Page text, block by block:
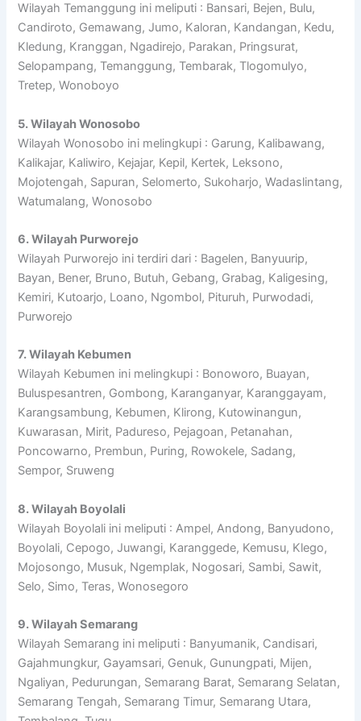
Wilayah Temanggung ini meliputi : Bansari, Bejen, Bulu,
Candiroto, Gemawang, Jumo, Kaloran, Kandangan, Kedu,
Kledung, Kranggan, Ngadirejo, Parakan, Pringsurat,
Selopampang, Temanggung, Tembarak, Tlogomulyo,
Tretep, Wonoboyo
5. Wilayah Wonosobo
Wilayah Wonosobo ini melingkupi : Garung, Kalibawang,
Kalikajar, Kaliwiro, Kejajar, Kepil, Kertek, Leksono,
Mojotengah, Sapuran, Selomerto, Sukoharjo, Wadaslintang,
Watumalang, Wonosobo
6. Wilayah Purworejo
Wilayah Purworejo ini terdiri dari : Bagelen, Banyuurip,
Bayan, Bener, Bruno, Butuh, Gebang, Grabag, Kaligesing,
Kemiri, Kutoarjo, Loano, Ngombol, Pituruh, Purwodadi,
Purworejo
7. Wilayah Kebumen
Wilayah Kebumen ini melingkupi : Bonoworo, Buayan,
Buluspesantren, Gombong, Karanganyar, Karanggayam,
Karangsambung, Kebumen, Klirong, Kutowinangun,
Kuwarasan, Mirit, Padureso, Pejagoan, Petanahan,
Poncowarno, Prembun, Puring, Rowokele, Sadang,
Sempor, Sruweng
8. Wilayah Boyolali
Wilayah Boyolali ini meliputi : Ampel, Andong, Banyudono,
Boyolali, Cepogo, Juwangi, Karanggede, Kemusu, Klego,
Mojosongo, Musuk, Ngemplak, Nogosari, Sambi, Sawit,
Selo, Simo, Teras, Wonosegoro
9. Wilayah Semarang
Wilayah Semarang ini meliputi : Banyumanik, Candisari,
Gajahmungkur, Gayamsari, Genuk, Gunungpati, Mijen,
Ngaliyan, Pedurungan, Semarang Barat, Semarang Selatan,
Semarang Tengah, Semarang Timur, Semarang Utara,